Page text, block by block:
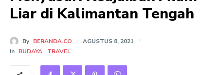
Liar di Kalimantan Tengah
By BERANDA.CO
AGUSTUS 8, 2021
In BUDAYA TRAVEL